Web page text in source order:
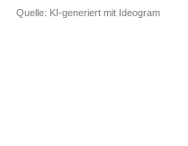
Quelle: KI-generiert mit Ideogram